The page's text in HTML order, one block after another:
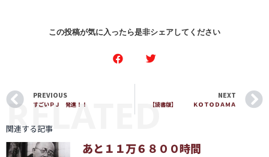
この投稿が気に入ったら是非シェアしてください
PREVIOUS
すごいＰＪ 発進！！
NEXT
【読書版】 ＫＯＴＯＤＡＭＡ
RELATED
関連する記事
あと１１万６８００時間